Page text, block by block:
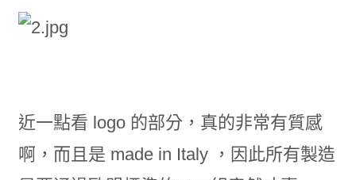
近一點看 logo 的部分，真的非常有質感
啊，而且是 made in Italy ，因此所有製造